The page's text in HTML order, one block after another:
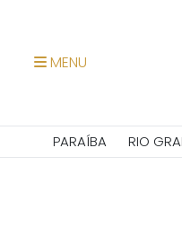
MENU
PARAÍBA RIO